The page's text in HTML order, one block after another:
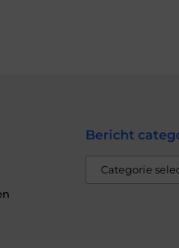
Bericht